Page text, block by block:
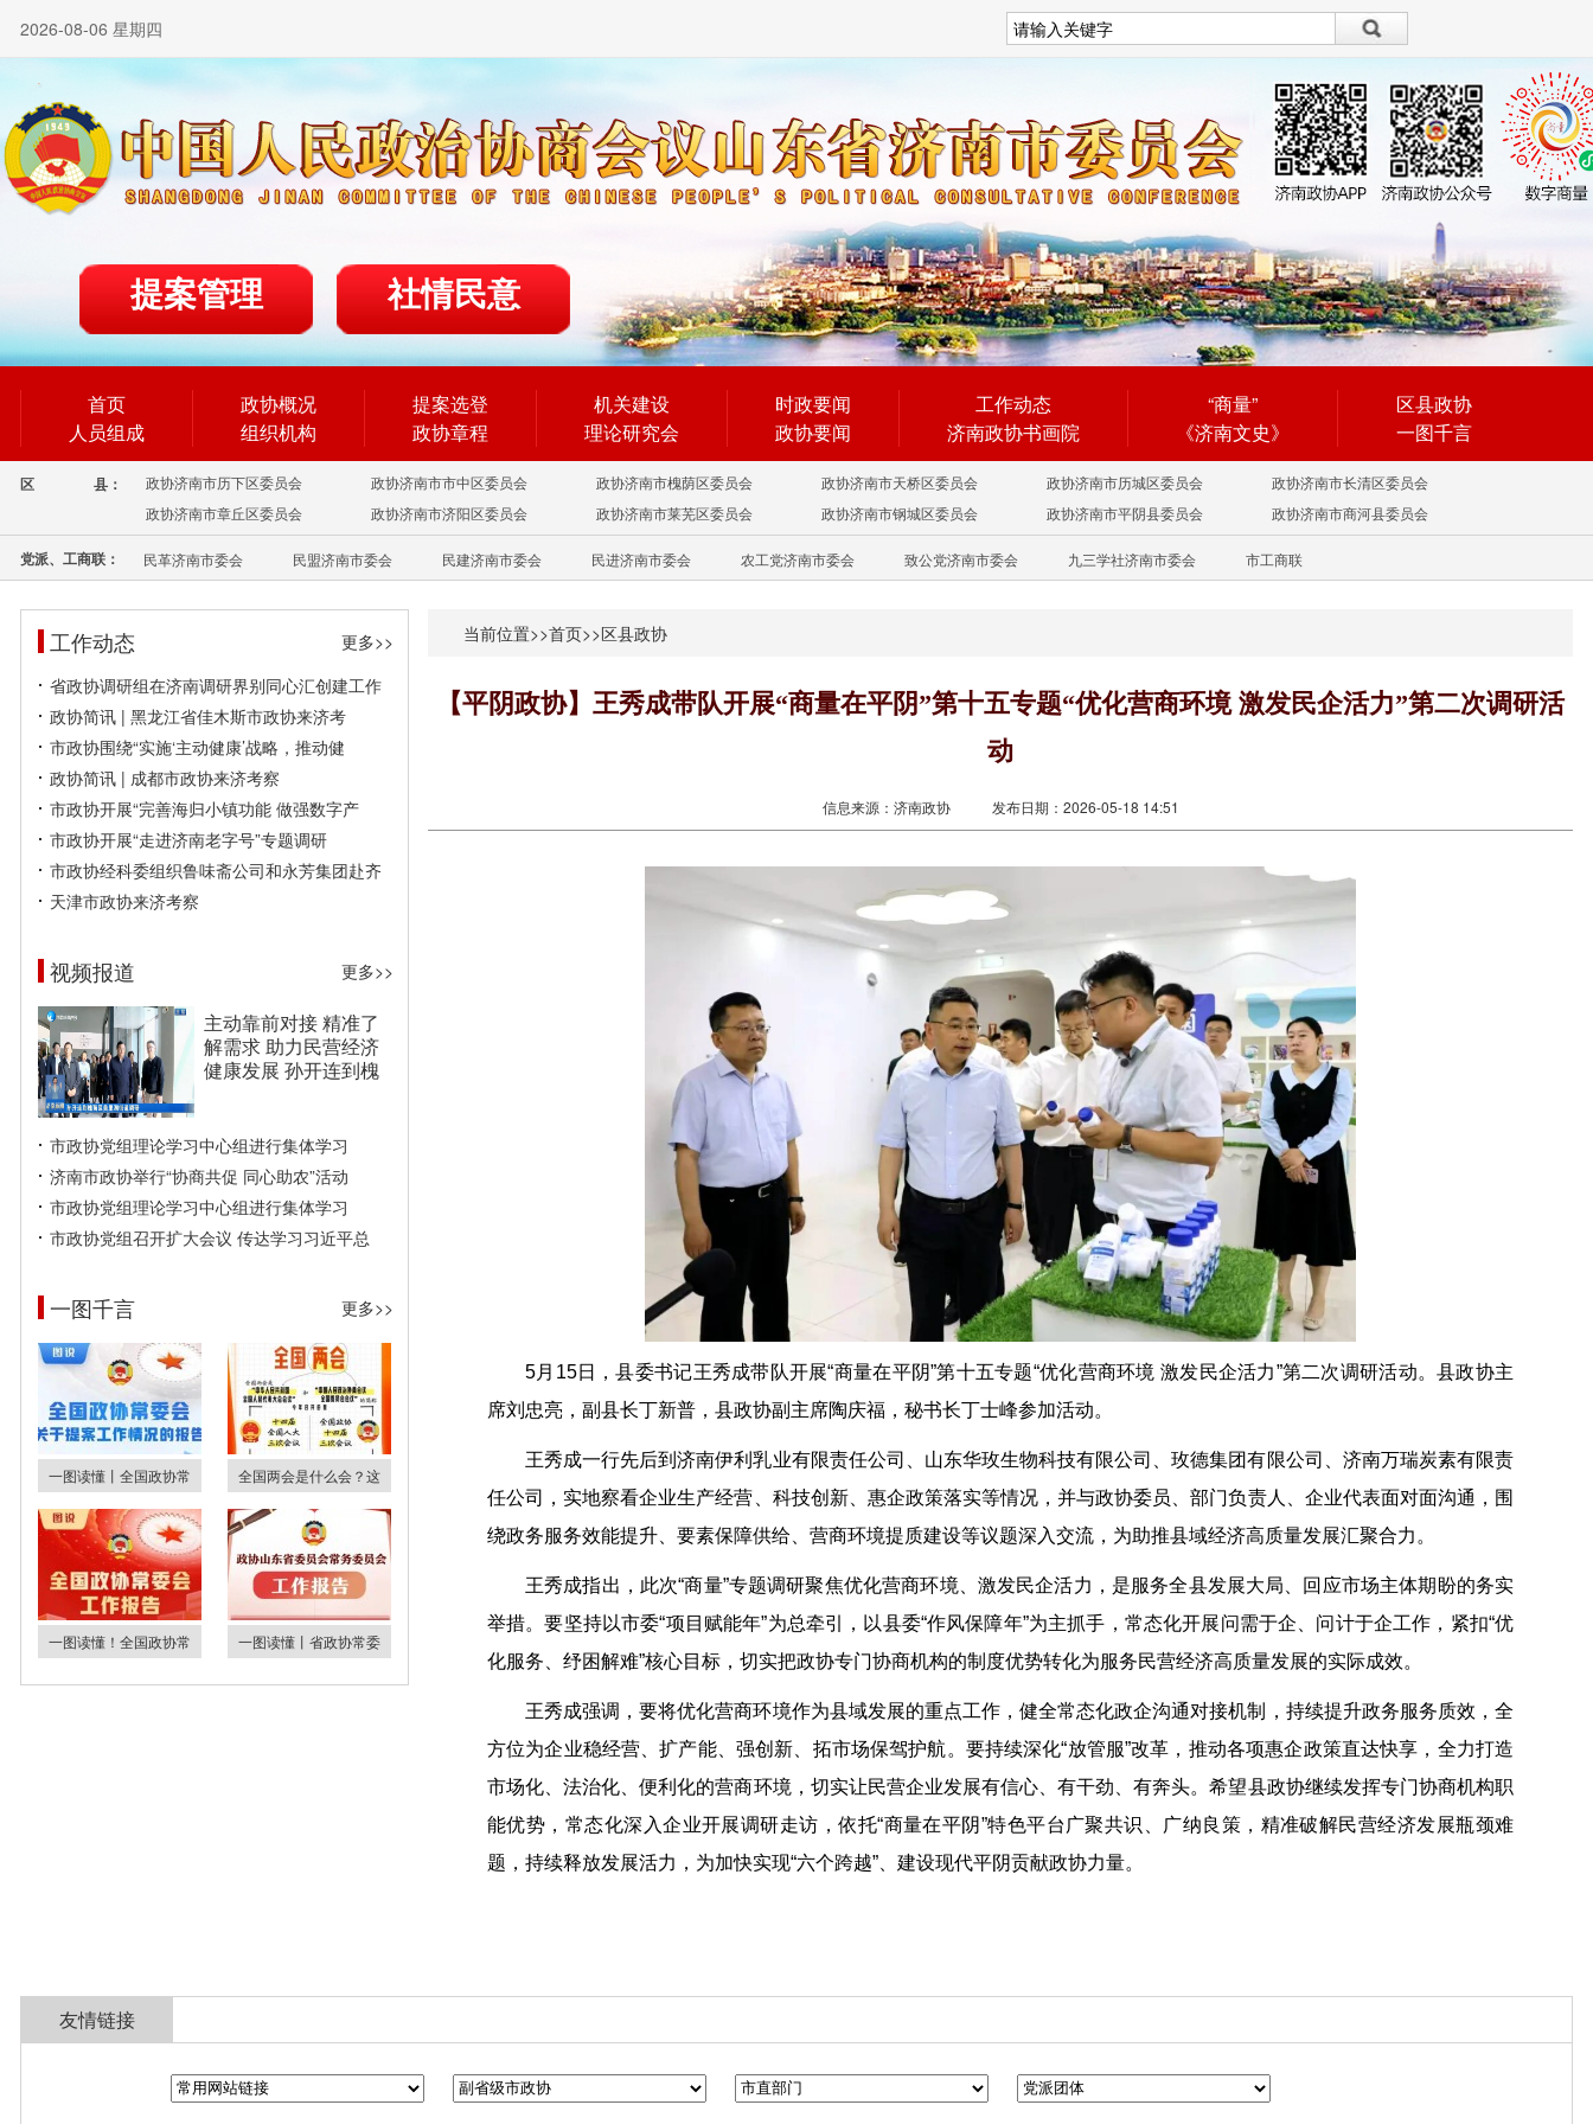
2026-08-06 星期四
繁體
提案管理 社情民意
首页
人员组成
政协概况
组织机构
提案选登
政协章程
机关建设
理论研究会
时政要闻
政协要闻
工作动态
济南政协书画院
“商量”
《济南文史》
区县政协
一图千言
区 县： 政协济南市历下区委员会 政协济南市市中区委员会 政协济南市槐荫区委员会 政协济南市天桥区委员会 政协济南市历城区委员会
政协济南市长清区委员会
政协济南市章丘区委员会
政协济南市济阳区委员会 政协济南市莱芜区委员会 政协济南市钢城区委员会 政协济南市平阴县委员会 政协济南市商河县委员会
党派、工商联： 民革济南市委会 民盟济南市委会 民建济南市委会 民进济南市委会 农工党济南市委会 致公党济南市委会 九三学社济南市委会 市工商联
工作动态
更多>>
省政协调研组在济南调研界别同心汇创建工作
政协简讯 | 黑龙江省佳木斯市政协来济考
市政协围绕“实施‘主动健康’战略，推动健
政协简讯 | 成都市政协来济考察
市政协开展“完善海归小镇功能 做强数字产
市政协开展“走进济南老字号”专题调研
市政协经科委组织鲁味斋公司和永芳集团赴齐
天津市政协来济考察
视频报道 更多>>
主动靠前对接 精准了
解需求 助力民营经济
健康发展 孙开连到槐
市政协党组理论学习中心组进行集体学习
济南市政协举行“协商共促 同心助农”活动
市政协党组理论学习中心组进行集体学习
市政协党组召开扩大会议 传达学习习近平总
一图千言 更多>>
一图读懂丨全国政协常 全国两会是什么会？这
一图读懂！全国政协常 一图读懂丨省政协常委
当前位置>>首页>>区县政协
【平阴政协】王秀成带队开展“商量在平阴”第十五专题“优化营商环境 激发民企活力”第二次调研活
动
信息来源：济南政协 发布日期：2026-05-18 14:51
5月15日，县委书记王秀成带队开展“商量在平阴”第十五专题“优化营商环境 激发民企活力”第二次调研活动。县政协主
席刘忠亮，副县长丁新普，县政协副主席陶庆福，秘书长丁士峰参加活动。
王秀成一行先后到济南伊利乳业有限责任公司、山东华玫生物科技有限公司、玫德集团有限公司、济南万瑞炭素有限责
任公司，实地察看企业生产经营、科技创新、惠企政策落实等情况，并与政协委员、部门负责人、企业代表面对面沟通，围
绕政务服务效能提升、要素保障供给、营商环境提质建设等议题深入交流，为助推县域经济高质量发展汇聚合力。
王秀成指出，此次“商量”专题调研聚焦优化营商环境、激发民企活力，是服务全县发展大局、回应市场主体期盼的务实
举措。要坚持以市委“项目赋能年”为总牵引，以县委“作风保障年”为主抓手，常态化开展问需于企、问计于企工作，紧扣“优
化服务、纾困解难”核心目标，切实把政协专门协商机构的制度优势转化为服务民营经济高质量发展的实际成效。
王秀成强调，要将优化营商环境作为县域发展的重点工作，健全常态化政企沟通对接机制，持续提升政务服务质效，全
方位为企业稳经营、扩产能、强创新、拓市场保驾护航。要持续深化“放管服”改革，推动各项惠企政策直达快享，全力打造
市场化、法治化、便利化的营商环境，切实让民营企业发展有信心、有干劲、有奔头。希望县政协继续发挥专门协商机构职
能优势，常态化深入企业开展调研走访，依托“商量在平阴”特色平台广聚共识、广纳良策，精准破解民营经济发展瓶颈难
题，持续释放发展活力，为加快实现“六个跨越”、建设现代平阴贡献政协力量。
友情链接